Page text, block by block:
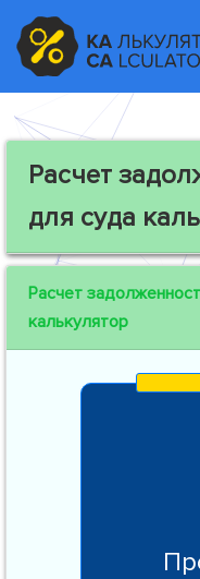
Расчет
для суда
Расчет
калькулятор